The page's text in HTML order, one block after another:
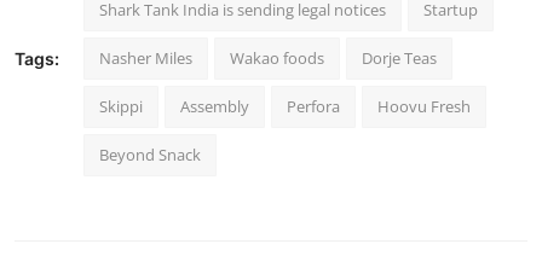
Tags:
Shark Tank India is sending legal notices Startup
Nasher Miles Wakao foods Dorje Teas
Skippi Assembly Perfora Hoovu Fresh
Beyond Snack